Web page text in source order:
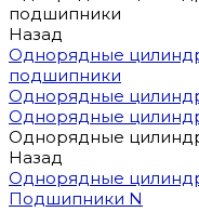
подшипники
Назад
Однорядные
подшипники
Однорядные
Однорядные
Однорядные
Назад
Однорядные
Подшипники N